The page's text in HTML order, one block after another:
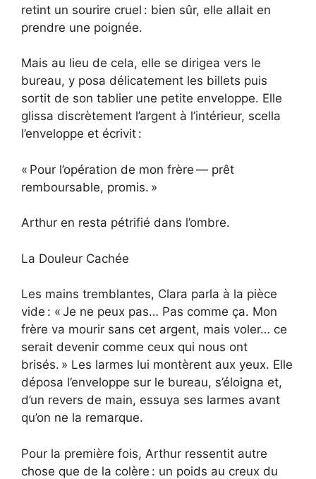
retint un sourire cruel : bien sûr, elle allait en
prendre une poignée.
Mais au lieu de cela, elle se dirigea vers le
bureau, y posa délicatement les billets puis
sortit de son tablier une petite enveloppe. Elle
glissa discrètement l’argent à l’intérieur, scella
l’enveloppe et écrivit :
« Pour l’opération de mon frère — prêt
remboursable, promis. »
Arthur en resta pétrifié dans l’ombre.
La Douleur Cachée
Les mains tremblantes, Clara parla à la pièce
vide : « Je ne peux pas… Pas comme ça. Mon
frère va mourir sans cet argent, mais voler… ce
serait devenir comme ceux qui nous ont
brisés. » Les larmes lui montèrent aux yeux. Elle
déposa l’enveloppe sur le bureau, s’éloigna et,
d’un revers de main, essuya ses larmes avant
qu’on ne la remarque.
Pour la première fois, Arthur ressentit autre
chose que de la colère : un poids au creux du